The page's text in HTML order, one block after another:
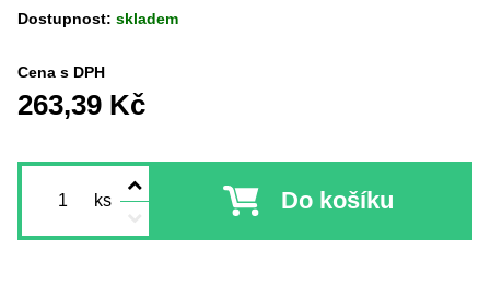
Dostupnost: skladem
Cena s DPH
263,39 Kč
ks Do košíku